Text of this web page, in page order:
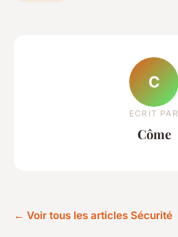
C
ECRIT PAR
Côme
← Voir tous les articles Sécurité